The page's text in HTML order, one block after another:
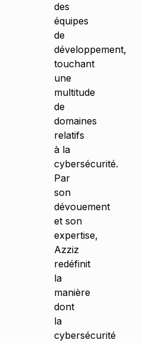
des
équipes
de
développement,
touchant
une
multitude
de
domaines
relatifs
à la
cybersécurité.
Par
son
dévouement
et son
expertise,
Azziz
redéfinit
la
manière
dont
la
cybersécurité